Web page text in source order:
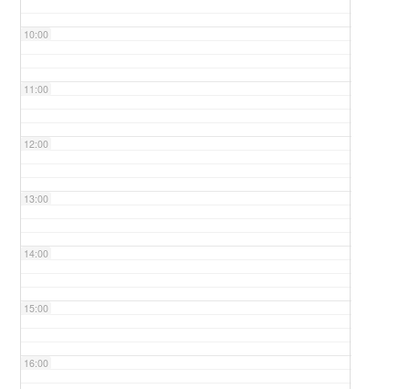
10:00
11:00
12:00
13:00
14:00
15:00
16:00